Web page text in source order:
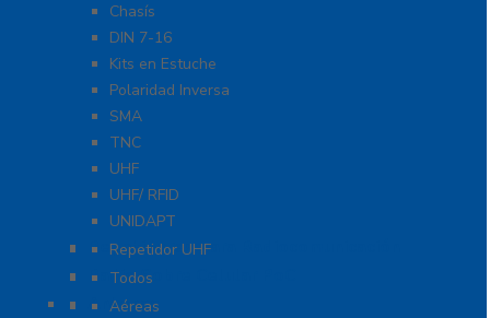
Chasís
DIN 7-16
Kits en Estuche
Polaridad Inversa
SMA
TNC
UHF
UHF/ RFID
UNIDAPT
Repetidores para Radiocomunicación
Repetidor UHF
Radio Sobre Celular PoC
Todos
Antenas
Aéreas